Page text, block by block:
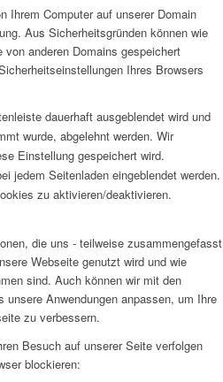
Ihrem Computer auf unserer Domain
Aus Sicherheitsgründen können wie
anderen Domains gespeichert
Ihres Browsers
dauerhaft ausgeblendet wird und
wurde, abgelehnt werden. Wir
Einstellung gespeichert wird.
jedem Seitenladen eingeblendet werden.
zu aktivieren/deaktivieren.
die uns - teilweise zusammengefasst
Webseite genutzt wird und wie
sind. Auch können wir mit den
Anwendungen anpassen, um Ihre
zu verbessern.
Besuch auf unserer Seite verfolgen
blockieren: